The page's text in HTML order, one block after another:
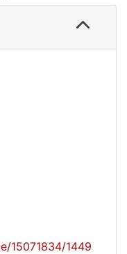
15071834/1449